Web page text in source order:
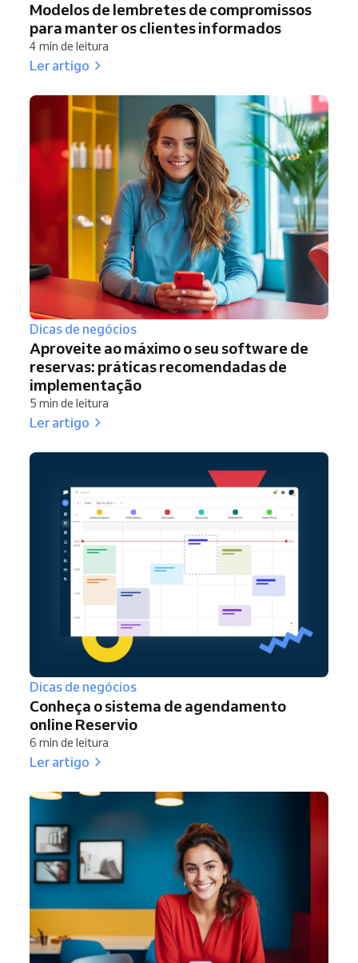
Modelos de lembretes de compromissos
para manter os clientes informados
4 min de leitura
Ler artigo
Dicas de negócios
Aproveite ao máximo o seu software de
reservas: práticas recomendadas de
implementação
5 min de leitura
Ler artigo
Dicas de negócios
Conheça o sistema de agendamento
online Reservio
6 min de leitura
Ler artigo